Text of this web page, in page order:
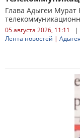
Глава Адыгеи Мурат
05 августа 2026, 11:11 |
Лента новостей | Адыгея